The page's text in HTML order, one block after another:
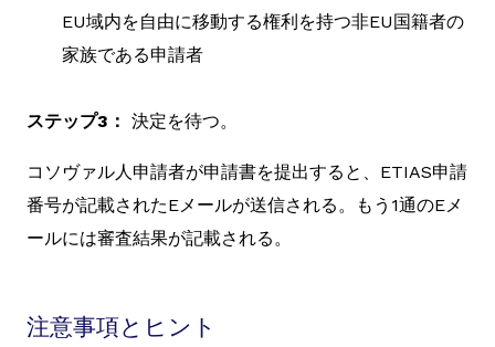
EU域内を自由に移動する権利を持つ非EU国籍者の
家族である申請者
ステップ3： 決定を待つ。
コソヴァル人申請者が申請書を提出すると、ETIAS申請
番号が記載されたEメールが送信される。もう1通のEメ
ールには審査結果が記載される。
注意事項とヒント